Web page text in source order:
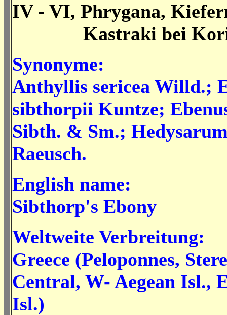
IV - VI, Phrygana,
Kastraki bei
Synonyme:
Anthyllis sericea Willd.;
sibthorpii Kuntze;
Sibth. & Sm.;
Raeusch.
English name:
Sibthorp's Ebony
Weltweite Verbreitung:
Greece (Peloponnes,
Central, W- Aegean Isl.,
Isl.)